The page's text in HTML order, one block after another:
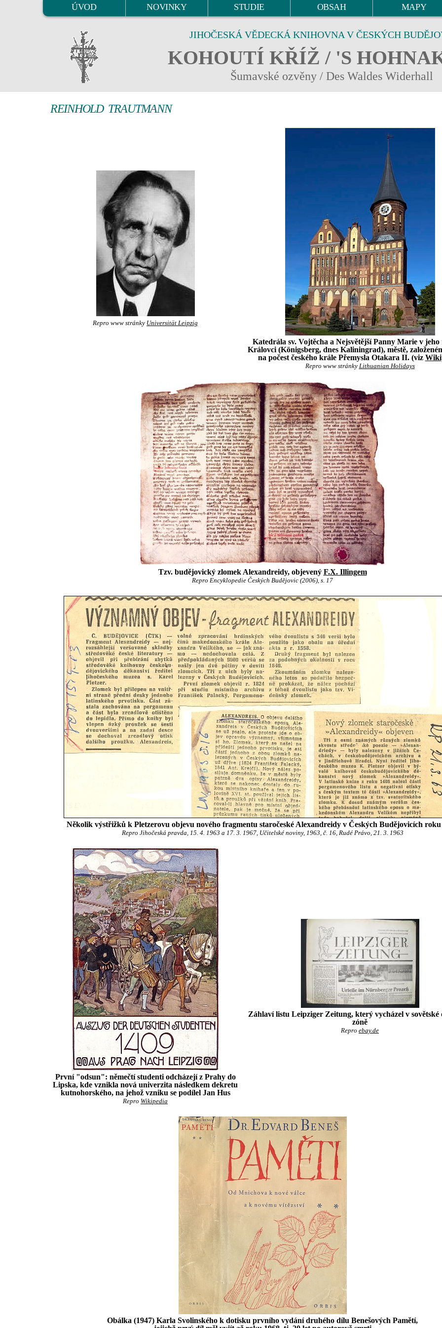
ÚVOD NOVINKY STUDIE OBSAH MAPY
JIHOČESKÁ VĚDECKÁ KNIHOVNA V ČESKÝCH
KOHOUTÍ KŘÍŽ / 'S
Šumavské ozvěny / Des Waldes Widerhall
REINHOLD TRAUTMANN
Repro www stránky Universität Leipzig
Katedrála sv. Vojtěcha a Nejsvětější Panny Marie v jeho
Královci (Königsberg, dnes Kaliningrad), městě,
na počest českého krále Přemysla Otakara II. (viz
Repro www stránky Lithuanian Holidays
Tzv. budějovický zlomek Alexandreidy, objevený F.X. Illingem
Repro Encyklopedie Českých Budějovic (2006), s. 17
Několik výstřižků k Pletzerovu objevu nového fragmentu staročeské Alexandreidy v Českých Budějovicích roku
Repro Jihočeská pravda, 15. 4. 1963 a 17. 3. 1967, Učitelské noviny, 1963, č. 16, Rudé Právo, 21. 3. 1963
První "odsun": němečtí studenti odcházejí z Prahy do
Lipska, kde vznikla nová univerzita následkem dekretu
kutnohorského, na jehož vzniku se podílel Jan Hus
Repro Wikipedia
Záhlaví listu Leipziger Zeitung, který vycházel v sovětské
zóně
Repro ebay.de
Obálka (1947) Karla Svolinského k dotisku prvního vydání druhého dílu Benešových Pamětí,